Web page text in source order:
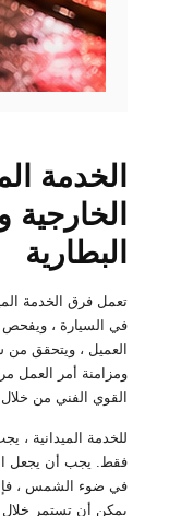
الخدمة
الخارجية
البطارية
تعمل فرق الخدمة
في السيارة ، ويفحص
العميل ، ويتحقق من
ومزامنة أمر العمل
القوي الفني من
للخدمة الميدانية ،
فقط. يجب أن يجعل
في ضوء الشمس ، فإن
يمكن أن تستمر خلال